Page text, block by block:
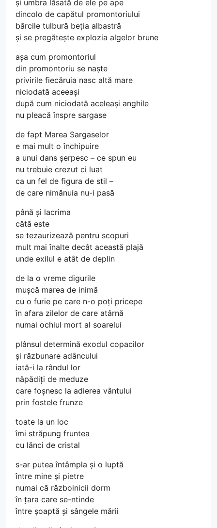
și umbra lăsată de ele pe ape
dincolo de capătul promontoriului
bărcile tulbură beția albastră
și se pregătește explozia algelor brune
așa cum promontoriul
din promontoriu se naște
privirile fiecăruia nasc altă mare
niciodată aceeași
după cum niciodată aceleași anghile
nu pleacă înspre sargase
de fapt Marea Sargaselor
e mai mult o închipuire
a unui dans șerpesc – ce spun eu
nu trebuie crezut ci luat
ca un fel de figura de stil –
de care nimănuia nu-i pasă
până și lacrima
câtă este
se tezaurizează pentru scopuri
mult mai înalte decât această plajă
unde exilul e atât de deplin
de la o vreme digurile
mușcă marea de inimă
cu o furie pe care n-o poți pricepe
în afara zilelor de care atârnă
numai ochiul mort al soarelui
plânsul determină exodul copacilor
și răzbunare adâncului
iată-i la rândul lor
năpădiți de meduze
care foșnesc la adierea vântului
prin fostele frunze
toate la un loc
îmi străpung fruntea
cu lănci de cristal
s-ar putea întâmpla și o luptă
între mine și pietre
numai că războinicii dorm
în țara care se-ntinde
între șoaptă și sângele mării